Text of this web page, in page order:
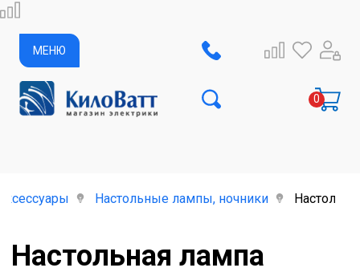
МЕНЮ
Настольные лампы, ночники
Настольная лампа